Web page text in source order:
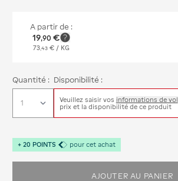
A partir de :
19,90 €
73,43 € / KG
Quantité : Disponibilité :
Veuillez saisir vos informations de vol
prix et la disponibilité de ce produit
+ 20 POINTS pour cet achat
AJOUTER AU PANIER